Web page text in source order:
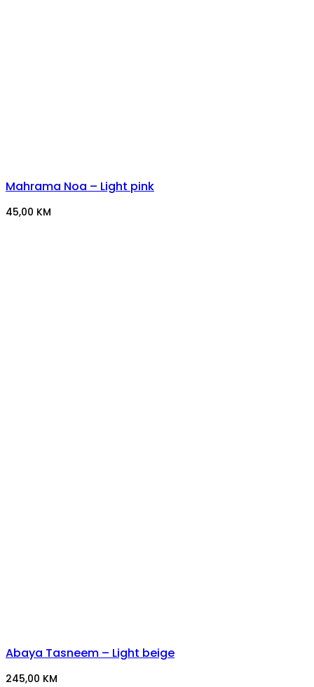
Mahrama Noa – Light pink
45,00 KM
Abaya Tasneem – Light beige
245,00 KM